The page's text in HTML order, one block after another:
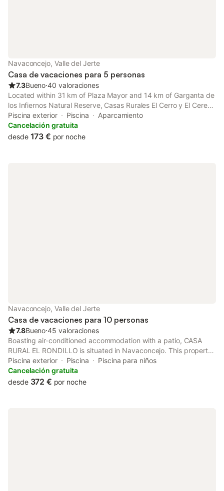
Navaconcejo, Valle del Jerte
Casa de vacaciones para 5 personas
7.3Bueno⋅40 valoraciones
Located within 31 km of Plaza Mayor and 14 km of Garganta de
los Infiernos Natural Reserve, Casas Rurales El Cerro y El Cerezo
provides rooms with air conditioning and a private bathroom in
Navaconcejo.
Piscina exterior Piscina
Aparcamiento
Cancelación gratuita
desde 173 € por noche
Navaconcejo, Valle del Jerte
Casa de vacaciones para 10 personas
7.8Bueno⋅45 valoraciones
Boasting air-conditioned accommodation with a patio, CASA
RURAL EL RONDILLO is situated in Navaconcejo. This property
offers access to a balcony, bowling in the bowling alley, free
private parking and free WiFi.
Piscina exterior Piscina
Piscina para niños
Cancelación gratuita
desde 372 € por noche